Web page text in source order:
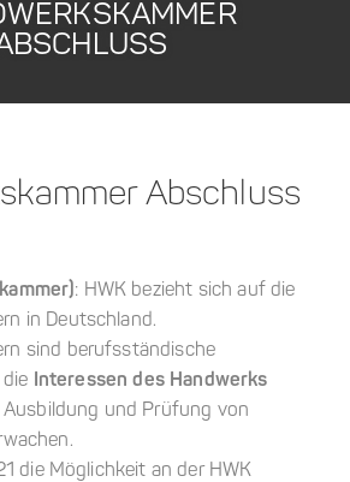
Abschluss
: HWK bezieht sich auf die
in Deutschland.
sind berufsständische
Interessen des Handwerks
Ausbildung und Prüfung von
die Möglichkeit an der HWK